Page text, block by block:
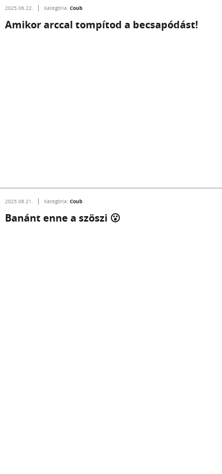
2025.06.22. Kategória: Coub
Amikor arccal tompítod a becsapódást!
2025.06.21. Kategória: Coub
Banánt enne a szöszi 😮